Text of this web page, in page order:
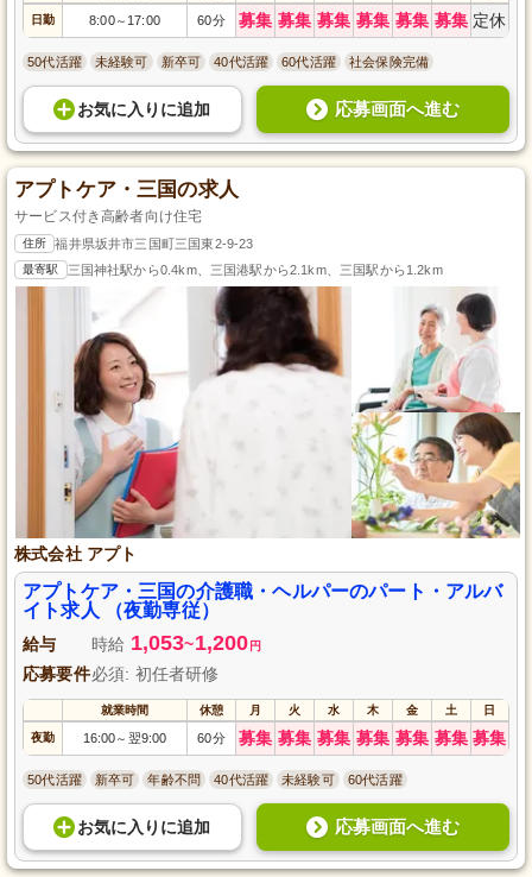
日勤 8:00～ 17:00 60分 募集 募集 募集 募集 募集 募集 定休
50代活躍 未経験可 新卒可 40代活躍 60代活躍 社会保険完備
お気に入り に追加 応募画面へ進む
アプトケア・三国の求人
サービス付き高齢者向け住宅
住所 福井県坂井市三国町三国東2-9-23
最寄駅 三国神社駅から0.4km、三国港駅から2.1km、三国駅から1.2km
株式会社 アプト
アプトケア・三国の介護職・ヘルパーのパート・アルバ
イト求人 （夜勤専従）
給与 時給 1,053~1,200 円
応募要件必須: 初任者研修
就業時間 休憩 月 火 水 木 金 土 日
夜勤 16:00～ 翌9:00 60分 募集 募集 募集 募集 募集 募集 募集
50代活躍 新卒可 年齢不問 40代活躍 未経験可 60代活躍
お気に入り に追加 応募画面へ進む